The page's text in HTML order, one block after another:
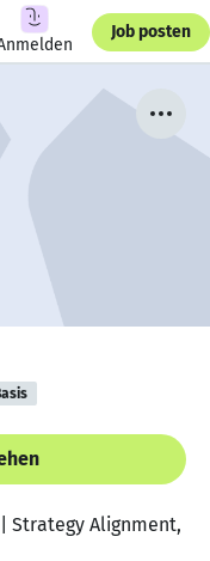
Job posten
Strategy Alignment,